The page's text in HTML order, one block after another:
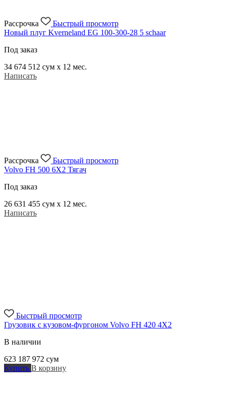
Рассрочка
Быстрый просмотр
Новый плуг Kverneland EG 100-300-28 5 schaar
Под заказ
34 674 512 сум x 12 мес.
Написать
Рассрочка
Быстрый просмотр
Volvo FH 500 6X2 Тягач
Под заказ
26 631 455 сум x 12 мес.
Написать
Быстрый просмотр
Грузовик с кузовом-фургоном Volvo FH 420 4X2
В наличии
623 187 972 сум
Купить В корзину